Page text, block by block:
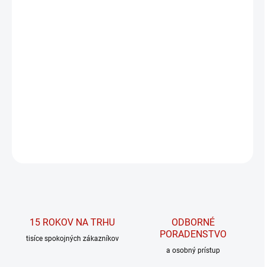
15 ROKOV NA TRHU
tisíce spokojných zákazníkov
ODBORNÉ
PORADENSTVO
a osobný prístup